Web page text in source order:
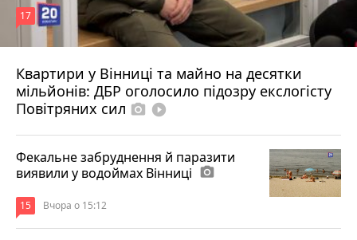
Квартири у Вінниці та майно на десятки
мільйонів: ДБР оголосило підозру екслогісту
Повітряних сил photo_camera play_circle_filled
17
6 серпня 2026 р.
Фекальне забруднення й паразити
виявили у водоймах Вінниці photo_camera
15 Вчора о 15:12